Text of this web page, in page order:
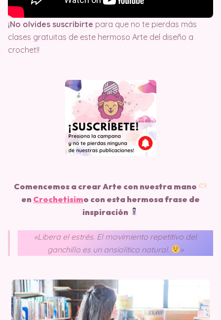
¡No olvides suscribirte para que no te pierdas más
clases gratuitas de este hermoso Arte del diseño a
crochet!!
Comencemos a crear Arte con nuestra mano
en Crochetisimo con esta hermosa frase de
inspiración
«Libera el estrés. El movimiento repetitivo del
ganchillo es un ansiolítico natural.
»